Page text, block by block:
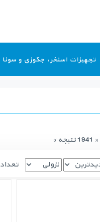
تجهیزات استخر، جکوزی و سونا
« 1941 نتیجه »
تعداد